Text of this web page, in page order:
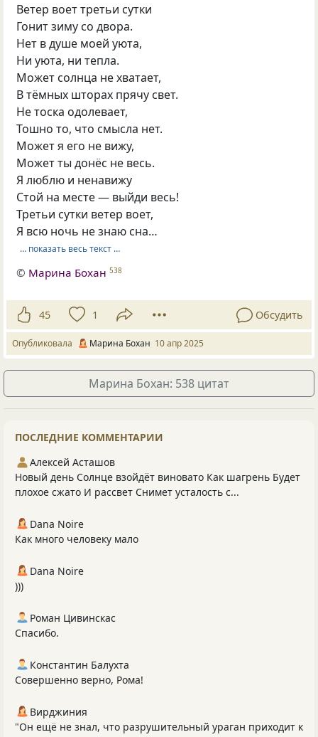
Ветер воет третьи сутки
Гонит зиму со двора.
Нет в душе моей уюта,
Ни уюта, ни тепла.
Может солнца не хватает,
В тёмных шторах прячу свет.
Не тоска одолевает,
Тошно то, что смысла нет.
Может я его не вижу,
Может ты донёс не весь.
Я люблю и ненавижу
Стой на месте — выйди весь!
Третьи сутки ветер воет,
Я всю ночь не знаю сна…
… показать весь текст …
© Марина Бохан 538
45 1 Обсудить
Опубликовала Марина Бохан 10 апр 2025
Марина Бохан: 538 цитат
ПОСЛЕДНИЕ КОММЕНТАРИИ
Алексей Асташов
Новый день Солнце взойдёт виновато Как шагрень Будет
плохое сжато И рассвет Снимет усталость с...
Dana Noire
Как много человеку мало
Dana Noire
)))
Роман Цивинскас
Спасибо.
Константин Балухта
Совершенно верно, Рома!
Вирджиния
"Он ещё не знал, что разрушительный ураган приходит к